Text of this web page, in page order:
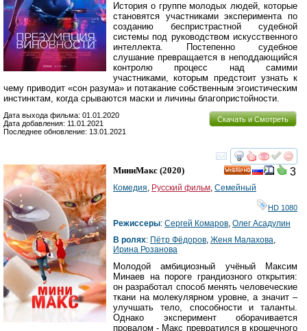
История о группе молодых людей, которые
становятся участниками эксперимента по
созданию беспристрастной судебной
системы под руководством искусственного
интеллекта. Постепенно судебное
слушание превращается в неподдающийся
контролю процесс над самими
участниками, которым предстоит узнать к
чему приводит «сон разума» и потакание собственным эгоистическим
инстинктам, когда срываются маски и личины благопристойности.
Скачать и Смотреть
Дата выхода фильма: 01.01.2020
Дата добавления: 11.01.2021
Последнее обновление: 13.01.2021
смотреть
3
МиниМакс (2020)
Комедия, Русский фильм, Семейный
HD 1080
Режиссеры: Сергей Комаров, Олег Асадулин
В ролях: Пётр Фёдоров, Женя Малахова,
Ирина Розанова
Молодой амбициозный учёный Максим
Минаев на пороге грандиозного открытия:
он разработал способ менять человеческие
ткани на молекулярном уровне, а значит –
улучшать тело, способности и таланты.
Однако эксперимент оборачивается
провалом - Макс превратился в крошечного